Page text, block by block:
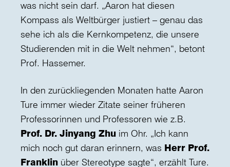
was nicht sein darf. „Aaron hat diesen
Kompass als Weltbürger justiert – genau das
sehe ich als die Kernkompetenz, die unsere
Studierenden mit in die Welt nehmen“, betont
Prof. Hassemer.
In den zurückliegenden Monaten hatte Aaron
Ture immer wieder Zitate seiner früheren
Professorinnen und Professoren wie z.B.
Prof. Dr. Jinyang Zhu im Ohr. „Ich kann
mich noch gut daran erinnern, was Herr Prof.
Franklin über Stereotype sagte“, erzählt Ture.